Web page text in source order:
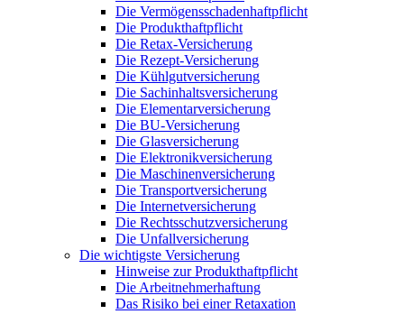
Die Vermögensschadenhaftpflicht
Die Produkthaftpflicht
Die Retax-Versicherung
Die Rezept-Versicherung
Die Kühlgutversicherung
Die Sachinhaltsversicherung
Die Elementarversicherung
Die BU-Versicherung
Die Glasversicherung
Die Elektronikversicherung
Die Maschinenversicherung
Die Transportversicherung
Die Internetversicherung
Die Rechtsschutzversicherung
Die Unfallversicherung
Die wichtigste Versicherung
Hinweise zur Produkthaftpflicht
Die Arbeitnehmerhaftung
Das Risiko bei einer Retaxation